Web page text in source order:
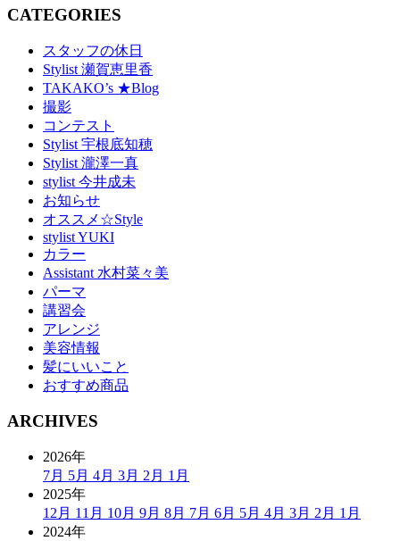
CATEGORIES
スタッフの休日
Stylist 瀬賀恵里香
TAKAKO’s ★Blog
撮影
コンテスト
Stylist 宇根底知穂
Stylist 瀧澤一真
stylist 今井成未
お知らせ
オススメ☆Style
stylist YUKI
カラー
Assistant 水村菜々美
パーマ
講習会
アレンジ
美容情報
髪にいいこと
おすすめ商品
ARCHIVES
2026年
7月 5月 4月 3月 2月 1月
2025年
12月 11月 10月 9月 8月 7月 6月 5月 4月 3月 2月 1月
2024年